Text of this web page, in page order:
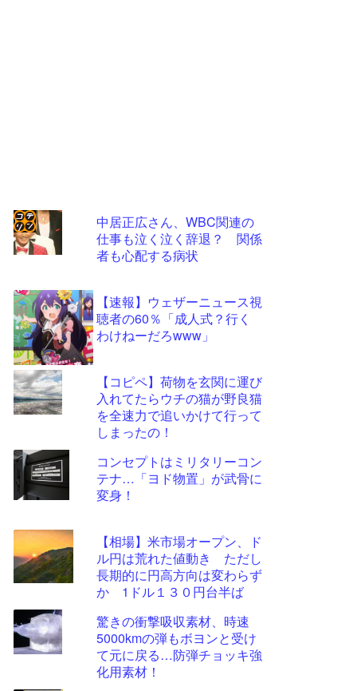
中居正広さん、WBC関連の
仕事も泣く泣く辞退？ 関係
者も心配する病状
【速報】ウェザーニュース視
聴者の60％「成人式？行く
わけねーだろwww」
【コピペ】荷物を玄関に運び
入れてたらウチの猫が野良猫
を全速力で追いかけて行って
しまったの！
コンセプトはミリタリーコン
テナ…「ヨド物置」が武骨に
変身！
【相場】米市場オープン、ド
ル円は荒れた値動き ただし
長期的に円高方向は変わらず
か 1ドル１３０円台半ば
驚きの衝撃吸収素材、時速
5000kmの弾もボヨンと受け
て元に戻る…防弾チョッキ強
化用素材！
コテ
- 固
定リ
ンク
自動
更新
ツー